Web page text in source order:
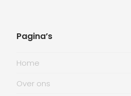
Pagina’s
Home
Over ons